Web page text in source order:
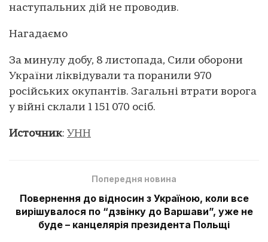
наступальних дій не проводив.
Нагадаємо
За минулу добу, 8 листопада, Сили оборони
України ліквідували та поранили 970
російських окупантів. Загальні втрати ворога
у війні склали 1 151 070 осіб.
Источник: УНН
Попередня новина
Повернення до відносин з Україною, коли все
вирішувалося по “дзвінку до Варшави”, уже не
буде – канцелярія президента Польщі